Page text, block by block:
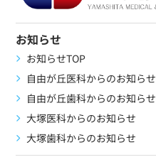
お知らせ
お知らせTOP
自由が丘医科からのお知らせ
自由が丘歯科からのお知らせ
大塚医科からのお知らせ
大塚歯科からのお知らせ